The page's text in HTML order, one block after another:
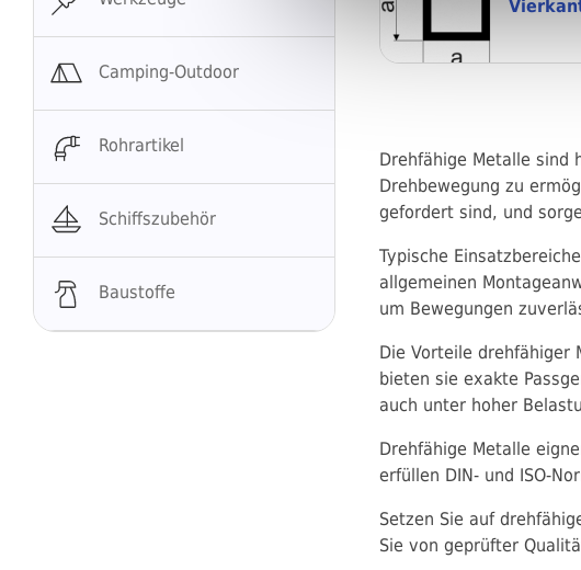
Camping-Outdoor
Rohrartikel
Schiffszubehör
Baustoffe
Drehfähige Metalle sind
Drehbewegung zu
gefordert sind, und
Typische
allgemeinen
um Bewegungen
Die Vorteile drehfähiger
bieten sie exakte
auch unter hoher
Drehfähige Metalle
erfüllen DIN- und ISO-
Setzen Sie auf
Sie von geprüfter